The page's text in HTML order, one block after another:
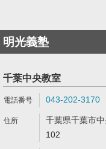
明光義塾
千葉中央教室
043-202-3170
千葉県千葉市
102